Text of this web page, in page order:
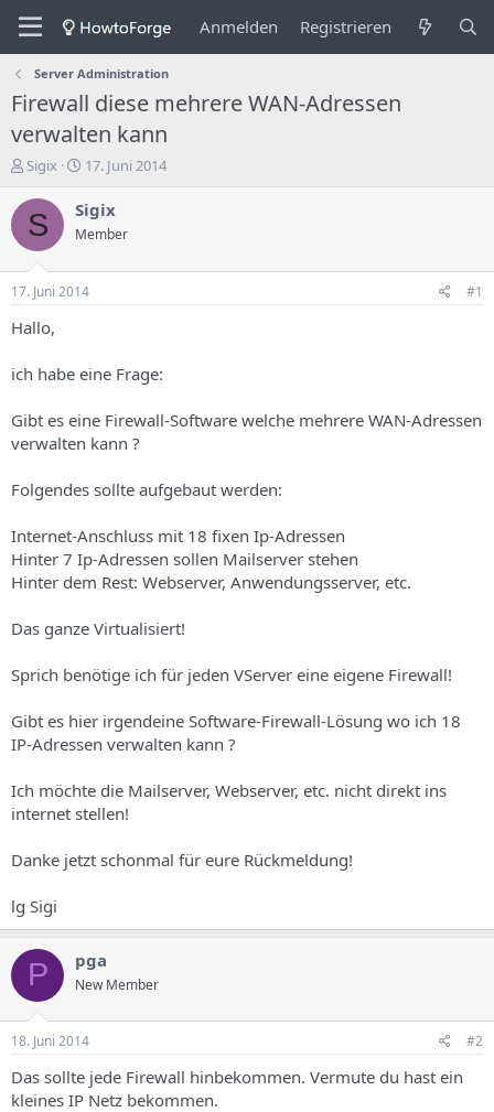
Anmelden Registrieren
Server Administration
Firewall diese mehrere WAN-Adressen
verwalten kann
E
s
t
e
l
e
r
s
h
e
a
s
Sigix
E
s
e
l
u
d
t
u
17. Juni 2014
S Sigix
Member
17. Juni 2014 #1
Hallo,
ich habe eine Frage:
Gibt es eine Firewall-Software welche mehrere WAN-Adressen
verwalten kann ?
Folgendes sollte aufgebaut werden:
Internet-Anschluss mit 18 fixen Ip-Adressen
Hinter 7 Ip-Adressen sollen Mailserver stehen
Hinter dem Rest: Webserver, Anwendungsserver, etc.
Das ganze Virtualisiert!
Sprich benötige ich für jeden VServer eine eigene Firewall!
Gibt es hier irgendeine Software-Firewall-Lösung wo ich 18
IP-Adressen verwalten kann ?
Ich möchte die Mailserver, Webserver, etc. nicht direkt ins
internet stellen!
Danke jetzt schonmal für eure Rückmeldung!
lg Sigi
P pga
New Member
18. Juni 2014 #2
Das sollte jede Firewall hinbekommen. Vermute du hast ein
kleines IP Netz bekommen.